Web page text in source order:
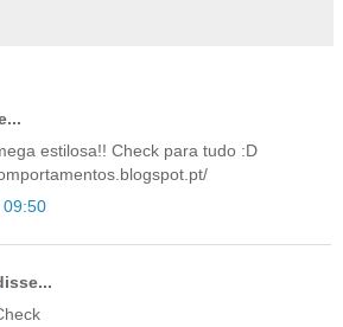
estilosa!! Check para tudo :D